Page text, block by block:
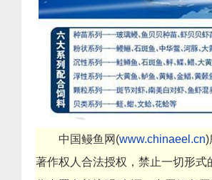
中国鳗鱼网 (www.chinaeel.cn)
著作权人合法授权，禁止一切形